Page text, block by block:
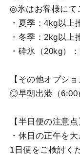
◎氷はお客様にて
・夏季：4kg以上
・冬季：2kg以上
・砕氷（20kg）
【その他オプショ
◎早朝出港（6:00
【半日便の注意点
・休日の正午を
1日便をご検討く